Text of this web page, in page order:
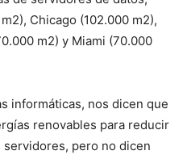
Chicago (102.000 m2),
m2) y Miami (70.000
informáticas, nos dicen que
renovables para reducir
pero no dicen